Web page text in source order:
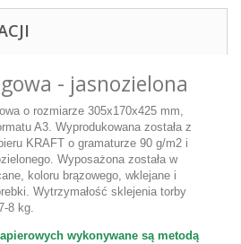
- jasnozielona
o rozmiarze 305x170x425 mm,
A3. Wyprodukowana została z
KRAFT o gramaturze 90 g/m2 i
Wyposażona została w
koloru brązowego, wklejane i
Wytrzymałość sklejenia torby
8 kg.
wykonywane są metodą